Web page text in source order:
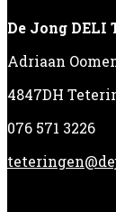
De Jong DELI
Adriaan
4847DH
076 571 3226